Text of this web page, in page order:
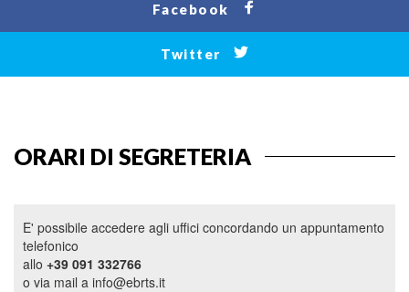
Facebook
Twitter
ORARI DI SEGRETERIA
E' possibile accedere agli uffici concordando un appuntamento
telefonico
allo +39 091 332766
o via mail a info@ebrts.it